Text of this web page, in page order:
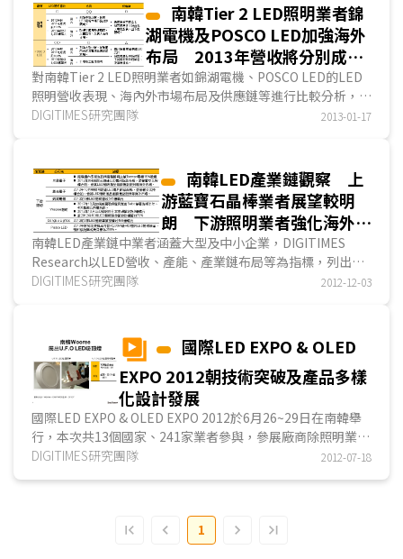
南韓Tier 2 LED照明業者錦
湖電機及POSCO LED加強海外
布局 2013年營收將分別成長
42%及150%
對南韓Tier 2 LED照明業者如錦湖電機、POSCO LED的LED
照明營收表現、海內外市場布局及供應鏈等進行比較分析，在
營收表現部分，錦湖電機及POSCO LED的2012年LED照明營
DIGITIMES研究團隊 2013-01-17
南韓LED產業鏈觀察 上
游藍寶石晶棒業者展望較明
朗 下游照明業者強化海外布
局
南韓LED產業鏈中業者涵蓋大型及中小企業，DIGITIMES
Research以LED營收、產能、產業鏈布局等為指標，列出南
韓LED產業鏈上中下游各主要業者。上游藍寶石晶棒主要業者
DIGITIMES研究團隊 2012-12-03
國際LED EXPO & OLED
EXPO 2012朝技術突破及產品多樣
化設計發展
國際LED EXPO & OLED EXPO 2012於6月26~29日在南韓舉
行，本次共13個國家、241家業者參與，參展廠商除照明業者
外，設備、元件、原材料等業者也參與展出，其中，仍以地主
DIGITIMES研究團隊 2012-07-18
1